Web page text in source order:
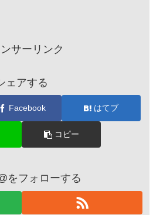
サーリンク
ェアする
Facebook はてブ
コピー
をフォローする